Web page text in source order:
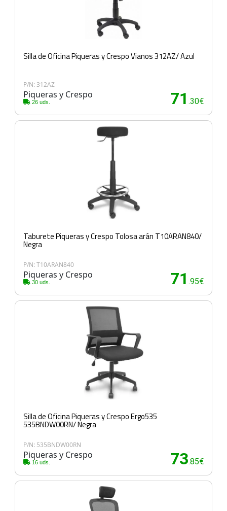
Silla de Oficina Piqueras y Crespo Vianos 312AZ/ Azul
P/N: 312AZ
Piqueras y Crespo
26 uds. 71 .30€
Taburete Piqueras y Crespo Tolosa arán T10ARAN840/
Negra
P/N: T10ARAN840
Piqueras y Crespo
30 uds. 71 .95€
Silla de Oficina Piqueras y Crespo Ergo535
535BNDW00RN/ Negra
P/N: 535BNDW00RN
Piqueras y Crespo
16 uds. 73.85€